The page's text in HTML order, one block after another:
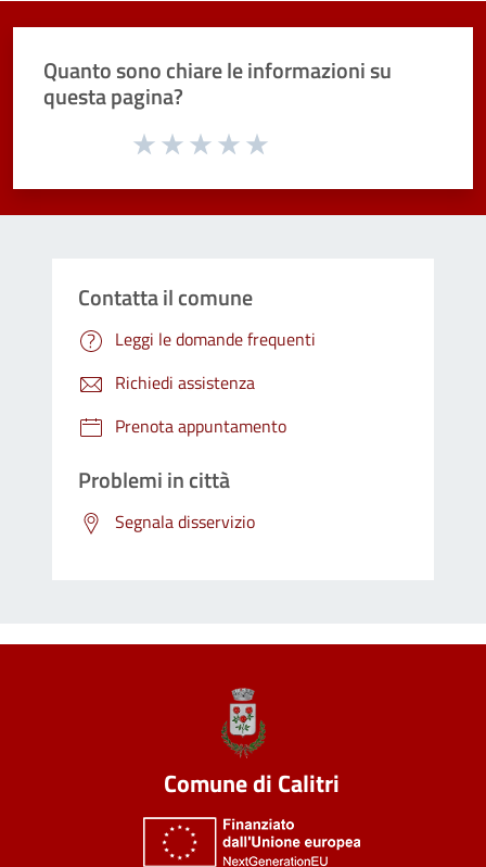
Quanto sono chiare le informazioni su
questa pagina?
Valuta da 1 a 5 stelle la pagina
Contatta il comune
Leggi le domande frequenti
Richiedi assistenza
Prenota appuntamento
Problemi in città
Segnala disservizio
Comune di Calitri